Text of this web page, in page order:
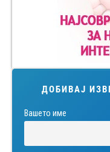
ДОБИВАЈ
Вашето име